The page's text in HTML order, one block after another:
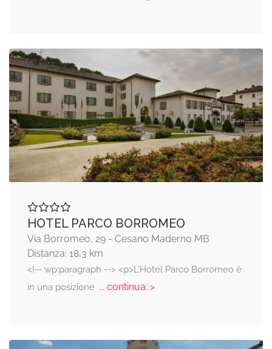
HOTEL PARCO BORROMEO
Via Borromeo, 29 - Cesano Maderno MB
Distanza: 18,3 km
<!-- wp:paragraph --> <p>L’Hotel Parco Borromeo è
in una posizione... continua: >